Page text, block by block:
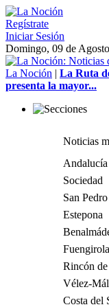
Regístrate
Iniciar Sesión
Domingo, 09 de
La Noción | La Ruta
presenta la mayor...
Noticias
Sociedad
San
Estepona
Fuengirola
Rincón
Vélez-
Costa del